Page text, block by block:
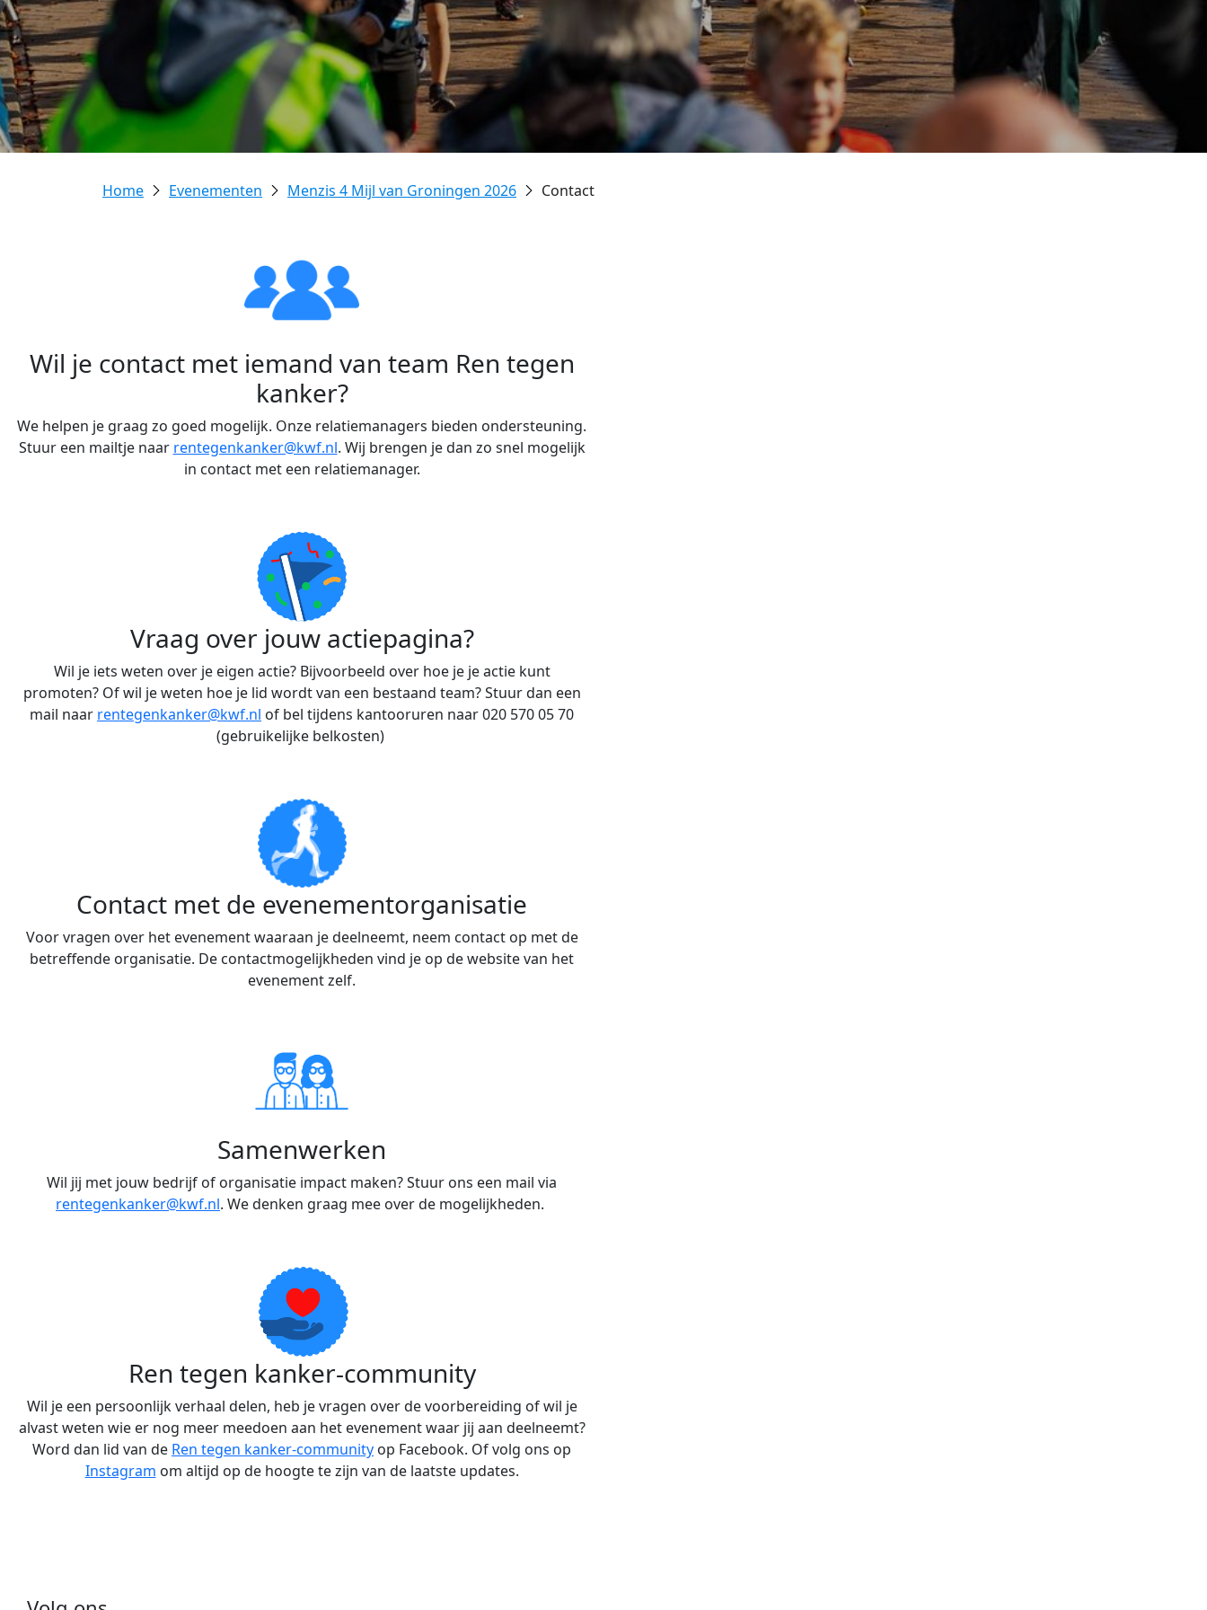
Evenementen Menzis 4 Mijl van Groningen 2026 Contact
Wil je contact met iemand van team Ren tegen
kanker?
We helpen je graag zo goed mogelijk. Onze relatiemanagers bieden ondersteuning.
Stuur een mailtje naar rentegenkanker@kwf.nl. Wij brengen je dan zo snel mogelijk
in contact met een relatiemanager.
Vraag over jouw actiepagina?
Wil je iets weten over je eigen actie? Bijvoorbeeld over hoe je je actie kunt
promoten? Of wil je weten hoe je lid wordt van een bestaand team? Stuur dan een
mail naar rentegenkanker@kwf.nl of bel tijdens kantooruren naar 020 570 05 70
(gebruikelijke belkosten)
Contact met de evenementorganisatie
Voor vragen over het evenement waaraan je deelneemt, neem contact op met de
betreffende organisatie. De contactmogelijkheden vind je op de website van het
evenement zelf.
Samenwerken
Wil jij met jouw bedrijf of organisatie impact maken? Stuur ons een mail via
rentegenkanker@kwf.nl. We denken graag mee over de mogelijkheden.
Ren tegen kanker-community
Wil je een persoonlijk verhaal delen, heb je vragen over de voorbereiding of wil je
alvast weten wie er nog meer meedoen aan het evenement waar jij aan deelneemt?
Word dan lid van de Ren tegen kanker-community op Facebook. Of volg ons op
Instagram om altijd op de hoogte te zijn van de laatste updates.